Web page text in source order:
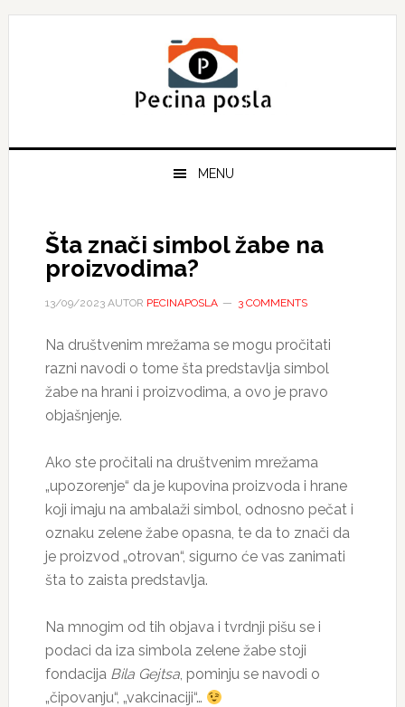
Skip
Skip
Skip
MENU
Šta znači simbol žabe na
proizvodima?
13/09/2023AUTOR PECINAPOSLA 3 COMMENTS
Na društvenim mrežama se mogu pročitati
razni navodi o tome šta predstavlja simbol
žabe na hrani i proizvodima, a ovo je pravo
objašnjenje.
Ako ste pročitali na društvenim mrežama
„upozorenje“ da je kupovina proizvoda i hrane
koji imaju na ambalaži simbol, odnosno pečat i
oznaku zelene žabe opasna, te da to znači da
je proizvod „otrovan“, sigurno će vas zanimati
šta to zaista predstavlja.
Na mnogim od tih objava i tvrdnji pišu se i
podaci da iza simbola zelene žabe stoji
fondacija Bila Gejtsa, pominju se navodi o
„čipovanju“, „vakcinaciji“…